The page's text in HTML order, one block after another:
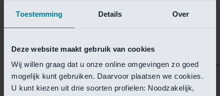
Toestemming Details Over
Deze website maakt gebruik van cookies
Wij willen graag dat u onze online omgevingen zo goed
mogelijk kunt gebruiken. Daarvoor plaatsen we cookies.
U kunt kiezen uit drie soorten profielen: Noodzakelijk,
Helaas is deze pagina